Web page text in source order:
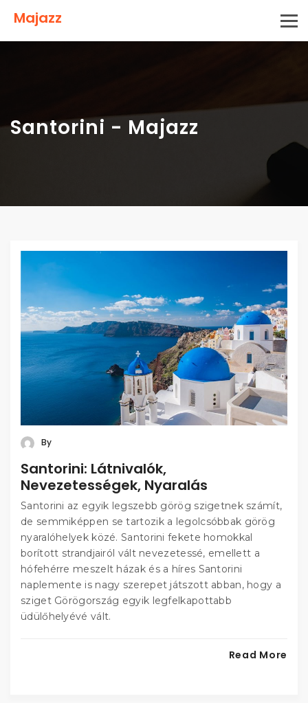
Majazz
Santorini - Majazz
By
Santorini: Látnivalók,
Nevezetességek, Nyaralás
Santorini az egyik legszebb görög szigetnek számít,
de semmiképpen se tartozik a legolcsóbbak görög
nyaralóhelyek közé. Santorini fekete homokkal
borított strandjairól vált nevezetessé, emellett a
hófehérre meszelt házak és a híres Santorini
naplemente is nagy szerepet játszott abban, hogy a
sziget Görögország egyik legfelkapottabb
üdülőhelyévé vált.
Read More